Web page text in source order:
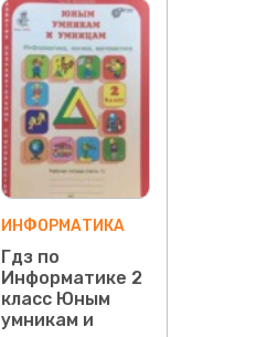
ИНФОРМАТИКА
Гдз по
Информатике 2
класс Юным
умникам и